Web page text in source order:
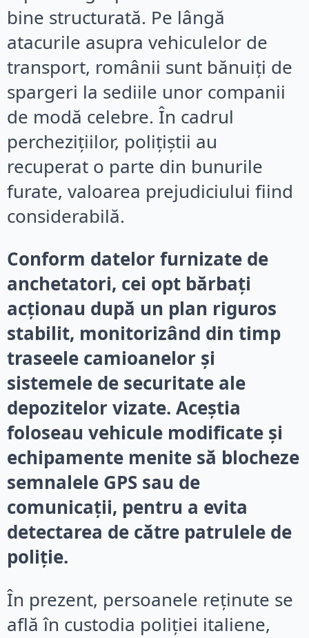
bine structurată. Pe lângă
atacurile asupra vehiculelor de
transport, românii sunt bănuiți de
spargeri la sediile unor companii
de modă celebre. În cadrul
perchezițiilor, polițiștii au
recuperat o parte din bunurile
furate, valoarea prejudiciului fiind
considerabilă.
Conform datelor furnizate de
anchetatori, cei opt bărbați
acționau după un plan riguros
stabilit, monitorizând din timp
traseele camioanelor și
sistemele de securitate ale
depozitelor vizate. Aceștia
foloseau vehicule modificate și
echipamente menite să blocheze
semnalele GPS sau de
comunicații, pentru a evita
detectarea de către patrulele de
poliție.
În prezent, persoanele reținute se
află în custodia poliției italiene,